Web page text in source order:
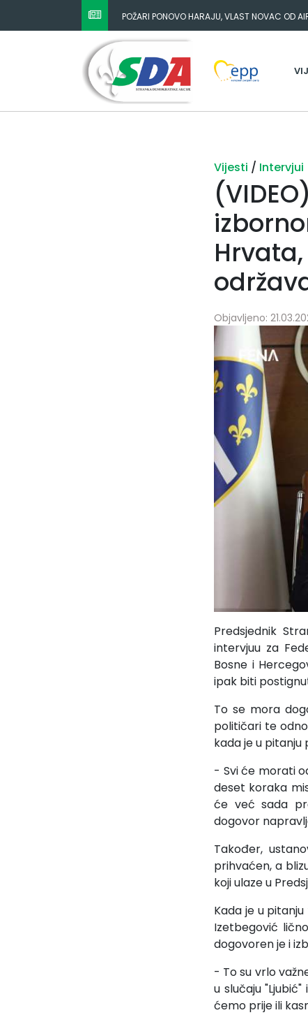
POŽARI PONOVO HARAJU, VLAST NOVAC OD
KUPOVINU PARLAMENTARNE VEĆINE
Vijesti / Intervjui
Objavljeno:
Predsjednik
intervjuu za
Bosne i
ipak biti
To se mora
političari te
kada je u pitanju
- Svi će morati
deset koraka
će već sada
dogovor
Također,
prihvaćen, a
koji ulaze u
Kada je u
Izetbegović
dogovoren je i
- To su vrlo
u slučaju
ćemo prije ili